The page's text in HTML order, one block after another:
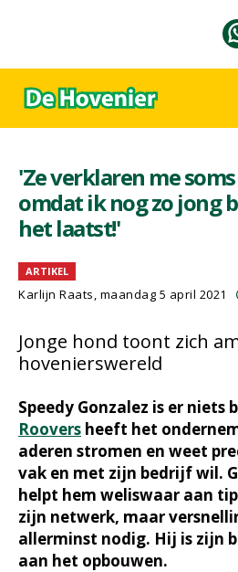
'Ze verklaren me
omdat ik nog zo jong
het laatst!'
ARTIKEL
Karlijn Raats, maandag 5 april 2021
Jonge hond toont zich
hovenierswereld
Speedy Gonzalez is er niets
Roovers heeft het
aderen stromen en weet
vak en met zijn bedrijf wil.
helpt hem weliswaar aan
zijn netwerk, maar
allerminst nodig. Hij is zijn
aan het opbouwen.